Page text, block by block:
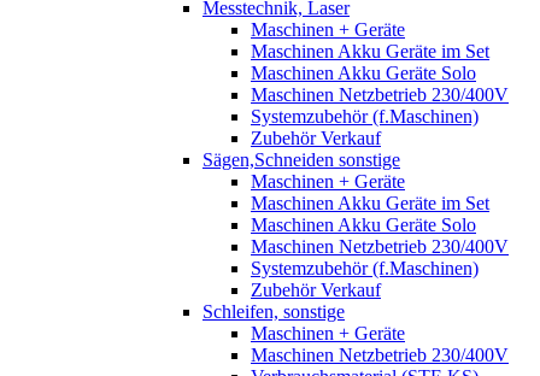
Messtechnik, Laser
Maschinen + Geräte
Maschinen Akku Geräte im Set
Maschinen Akku Geräte Solo
Maschinen Netzbetrieb 230/400V
Systemzubehör (f.Maschinen)
Zubehör Verkauf
Sägen,Schneiden sonstige
Maschinen + Geräte
Maschinen Akku Geräte im Set
Maschinen Akku Geräte Solo
Maschinen Netzbetrieb 230/400V
Systemzubehör (f.Maschinen)
Zubehör Verkauf
Schleifen, sonstige
Maschinen + Geräte
Maschinen Netzbetrieb 230/400V